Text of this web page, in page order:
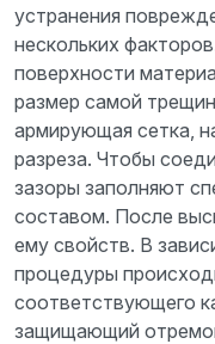
устранения
нескольких
поверхности
размер самой
армирующая сетка,
разреза. Чтобы
зазоры заполняют
составом. После
ему свойств. В
процедуры
соответствующего
защищающий